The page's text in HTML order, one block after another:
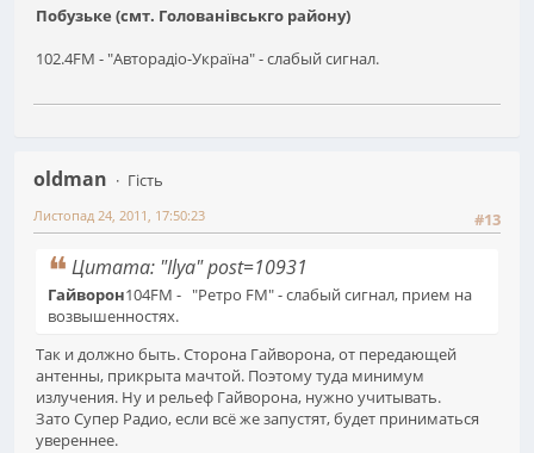
Побузьке (смт. Голованівськго району)
102.4FM - "Авторадіо-Україна" - слабый сигнал.
oldman
Гість
#13
Листопад 24, 2011, 17:50:23
Цитата: "Ilya" post=10931
Гайворон104FM - "Ретро FM" - слабый сигнал, прием на
возвышенностях.
Так и должно быть. Сторона Гайворона, от передающей
антенны, прикрыта мачтой. Поэтому туда минимум
излучения. Ну и рельеф Гайворона, нужно учитывать.
Зато Супер Радио, если всё же запустят, будет приниматься
увереннее.